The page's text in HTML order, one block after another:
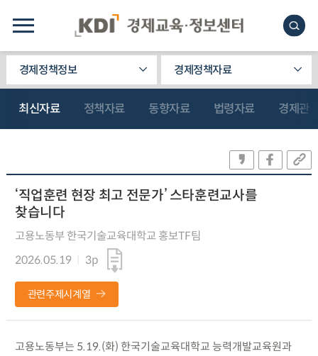
경제정책정보 경제정책자료
최신자료 정책자료 동향자료 법령자료 경제관
‘직업훈련 현장 최고 전문가’ 스타훈련교사를
찾습니다
고용노동부 한국기술교육대학교 홍보TF팀
2026.05.19
3p
관련주제시계열
고용노동부는 5.19.(화) 한국기술교육대학교 능력개발교육원과